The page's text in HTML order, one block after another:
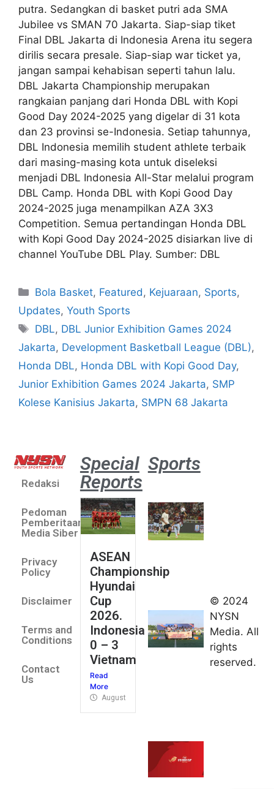
putra. Sedangkan di basket putri ada SMA
Jubilee vs SMAN 70 Jakarta. Siap-siap tiket
Final DBL Jakarta di Indonesia Arena itu segera
dirilis secara presale. Siap-siap war ticket ya,
jangan sampai kehabisan seperti tahun lalu.
DBL Jakarta Championship merupakan
rangkaian panjang dari Honda DBL with Kopi
Good Day 2024-2025 yang digelar di 31 kota
dan 23 provinsi se-Indonesia. Setiap tahunnya,
DBL Indonesia memilih student athlete terbaik
dari masing-masing kota untuk diseleksi
menjadi DBL Indonesia All-Star melalui program
DBL Camp. Honda DBL with Kopi Good Day
2024-2025 juga menampilkan AZA 3X3
Competition. Semua pertandingan Honda DBL
with Kopi Good Day 2024-2025 disiarkan live di
channel YouTube DBL Play. Sumber: DBL
Bola Basket, Featured, Kejuaraan, Sports,
Updates, Youth Sports
DBL, DBL Junior Exhibition Games 2024
Jakarta, Development Basketball League (DBL),
Honda DBL, Honda DBL with Kopi Good Day,
Junior Exhibition Games 2024 Jakarta, SMP
Kolese Kanisius Jakarta, SMPN 68 Jakarta
Redaksi
Pedoman
Pemberitaan
Media Siber
Privacy
Policy
Disclaimer
Terms and
Conditions
Contact
Us
Special
Reports
ASEAN
Championship
Hyundai
Cup
2026.
Indonesia
0 – 3
Vietnam
Read
More
August 4, 2026
Sports
umum
Kejurnas
Panahan
Junior di
Kudus
© 2024
NYSN
Media. All
rights
reserved.